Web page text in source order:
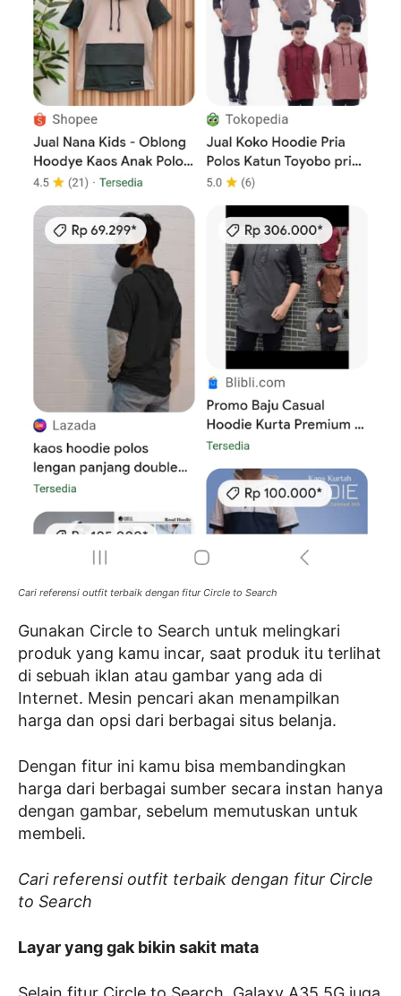
Cari referensi outfit terbaik dengan fitur Circle to Search
Gunakan Circle to Search untuk melingkari
produk yang kamu incar, saat produk itu terlihat
di sebuah iklan atau gambar yang ada di
Internet. Mesin pencari akan menampilkan
harga dan opsi dari berbagai situs belanja.
Dengan fitur ini kamu bisa membandingkan
harga dari berbagai sumber secara instan hanya
dengan gambar, sebelum memutuskan untuk
membeli.
Cari referensi outfit terbaik dengan fitur Circle
to Search
Layar yang gak bikin sakit mata